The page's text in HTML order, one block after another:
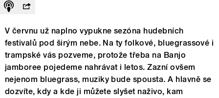
V červnu už naplno vypukne sezóna hudebních
festivalů pod širým nebe. Na ty folkové, bluegrassové i
trampské vás pozveme, protože třeba na Banjo
jamboree pojedeme nahrávat i letos. Zazní ovšem
nejenom bluegrass, muziky bude spousta. A hlavně se
dozvíte, kdy a kde ji můžete slyšet naživo, kam